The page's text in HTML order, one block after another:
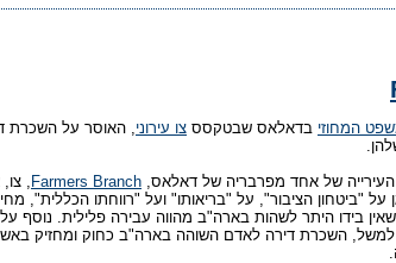
המחוזי בדאלאס שבטקסס צו עירוני, האוסר על השכרת
של אחד מפרבריה של דאלאס, Farmers Branch
,
על "ביטחון הציבור", על "בריאותו" ועל "רווחתו הכללית",
בידו היתר לשהות בארה"ב מהווה עבירה פלילית.
השכרת דירה לאדם השוהה בארה"ב כחוק ומחזיק